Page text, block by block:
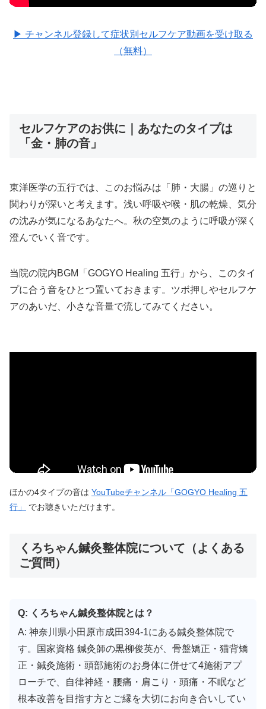
▶ チャンネル登録して症状別セルフケア動画を受け取る
（無料）
セルフケアのお供に｜あなたのタイプは
「金・肺の音」
東洋医学の五行では、このお悩みは「肺・大腸」の巡りと
関わりが深いと考えます。浅い呼吸や喉・肌の乾燥、気分
の沈みが気になるあなたへ。秋の空気のように呼吸が深く
澄んでいく音です。
当院の院内BGM「GOGYO Healing 五行」から、このタイ
プに合う音をひとつ置いておきます。ツボ押しやセルフケ
アのあいだ、小さな音量で流してみてください。
ほかの4タイプの音は YouTubeチャンネル「GOGYO Healing 五
行」
でお聴きいただけます。
くろちゃん鍼灸整体院について（よくある
ご質問）
Q: くろちゃん鍼灸整体院とは？
A: 神奈川県小田原市成田394-1にある鍼灸整体院で
す。国家資格 鍼灸師の黒柳俊英が、骨盤矯正・猫背矯
正・鍼灸施術・頭部施術のお身体に併せて4施術アプ
ローチで、自律神経・腰痛・肩こり・頭痛・不眠など
根本改善を目指す方とご縁を大切にお向き合いしてい